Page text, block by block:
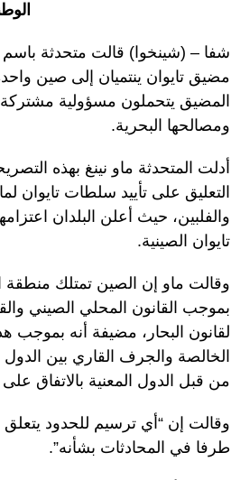
شفا – (شينخوا) قالت متحدثة باسم
مضيق تايوان ينتميان إلى صين
المضيق يتحملون مسؤولية مشتركة
ومصالحها البحرية.
أدلت المتحدثة ماو نينغ بهذه
التعليق على تأييد سلطات تايوان
والفلبين، حيث أعلن البلدان
تايوان الصينية.
وقالت ماو إن الصين تمتلك منطقة
بموجب القانون المحلي الصيني
لقانون البحار، مضيفة أنه بموجب
الخالصة والجرف القاري بين
من قبل الدول المعنية بالاتفاق
وقالت إن “أي ترسيم للحدود
طرفا في المحادثات بشأنه”.